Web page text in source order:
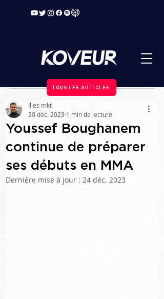
TOUS LES ARTICLES
Youssef Boughanem
continue de préparer
ses débuts en MMA
Ilies mkt
20 déc. 2023 1 min de lecture
Dernière mise à jour : 24 déc. 2023